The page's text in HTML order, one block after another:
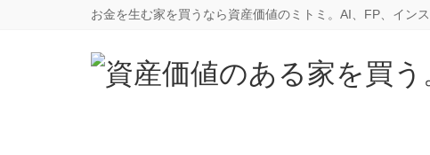
お金を生む家を買うなら資産価値のミトミ。AI、FP、イン